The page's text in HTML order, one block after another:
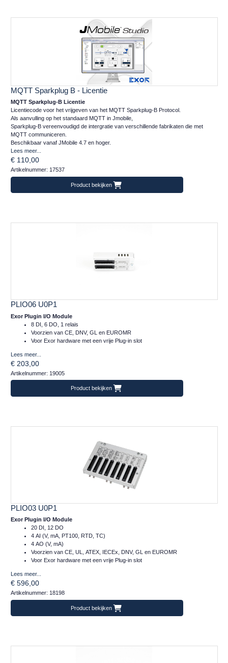
MQTT Sparkplug B - Licentie
MQTT Sparkplug-B Licentie
Licentiecode voor het vrijgeven van het MQTT Sparkplug-B Protocol.
Als aanvulling op het standaard MQTT in Jmobile,
Sparkplug-B vereenvoudigd de intergratie van verschillende fabrikaten die met
MQTT communiceren.
Beschikbaar vanaf JMobile 4.7 en hoger.
Lees meer...
€ 110,00
Artikelnummer: 17537
Product bekijken
PLIO06 U0P1
Exor Plugin I/O Module
8 DI, 6 DO, 1 relais
Voorzien van CE, DNV, GL en EUROMR
Voor Exor hardware met een vrije Plug-in slot
Lees meer...
€ 203,00
Artikelnummer: 19005
Product bekijken
PLIO03 U0P1
Exor Plugin I/O Module
20 DI, 12 DO
4 AI (V, mA, PT100, RTD, TC)
4 AO (V, mA)
Voorzien van CE, UL, ATEX, IECEx, DNV, GL en EUROMR
Voor Exor hardware met een vrije Plug-in slot
Lees meer...
€ 596,00
Artikelnummer: 18198
Product bekijken